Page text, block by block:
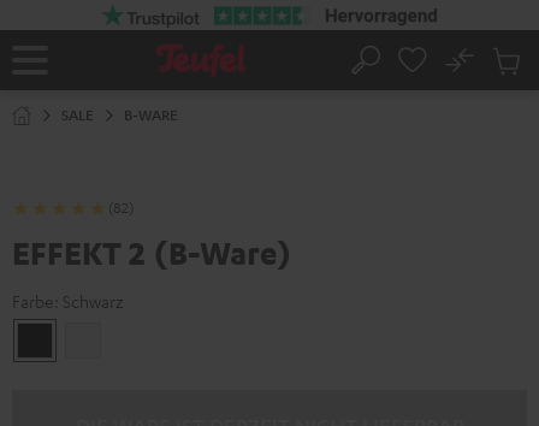
Startseite
Suche
No
SALE B-WARE
(82)
EFFEKT 2 (B-Ware)
Farbe: Schwarz